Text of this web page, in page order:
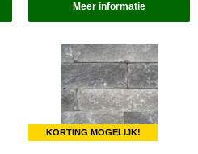
Meer informatie
KORTING MOGELIJK!